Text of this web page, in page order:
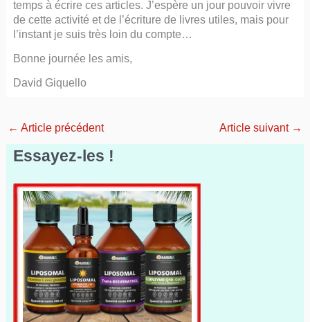
temps à écrire ces articles. J’espère un jour pouvoir vivre
de cette activité et de l’écriture de livres utiles, mais pour
l’instant je suis très loin du compte…
Bonne journée les amis,
David Giquello
← Article précédent Article suivant →
Essayez-les !